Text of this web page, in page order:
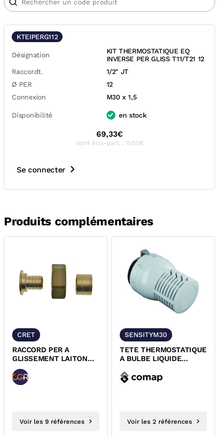
KTEIPERG112
Désignation
KIT THERMOSTATIQUE EQ
INVERSE PER GLISS T11/T21 12
Raccordt.
1/2" JT
Ø PER
12
Connexion
M30 x 1,5
Disponibilité en stock
69,33€
dont éco-part. : 0,03€
Se connecter
Produits complémentaires
CRET
RACCORD PER A
GLISSEMENT LAITON
FEMELLE TOURNANT
DYNAFLU
Voir les 9 références
SENSITYM30
TETE THERMOSTATIQUE
A BULBE LIQUIDE
COMAP
Voir les 2 références